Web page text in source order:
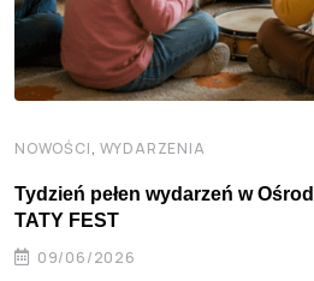
NOWOŚCI, WYDARZENIA
Tydzień pełen wydarzeń w
TATY FEST
09/06/2026